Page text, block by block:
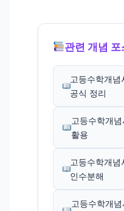
관련 개념 포
고등수학개
공식 정리
고등수학개
활용
고등수학개
인수분해
고등수학개